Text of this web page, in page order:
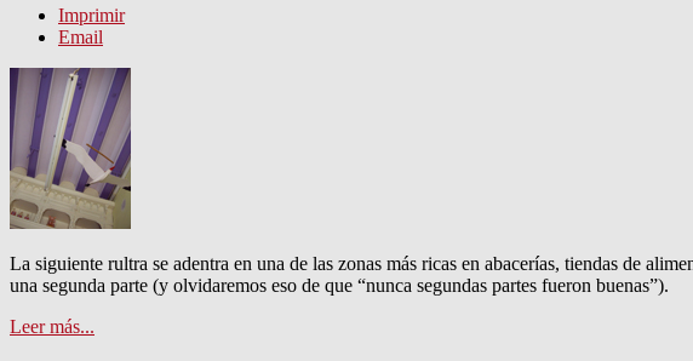
Imprimir
Email
La siguiente rultra se adentra en una de las zonas más ricas en abacerías, tiendas de
una segunda parte (y olvidaremos eso de que “nunca segundas partes fueron buenas”).
Leer más...